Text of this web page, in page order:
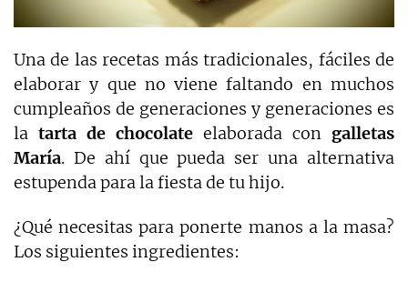
Una de las recetas más tradicionales, fáciles de
elaborar y que no viene faltando en muchos
cumpleaños de generaciones y generaciones es
la tarta de chocolate elaborada con galletas
María. De ahí que pueda ser una alternativa
estupenda para la fiesta de tu hijo.
¿Qué necesitas para ponerte manos a la masa?
Los siguientes ingredientes: